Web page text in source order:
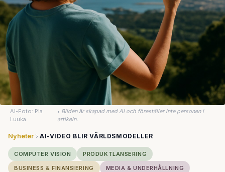
AI-Foto: Pia
Luuka
• Bilden är skapad med AI och föreställer inte personen i
artikeln.
Nyheter AI-VIDEO BLIR VÄRLDSMODELLER
COMPUTER VISION
PRODUKTLANSERING
BUSINESS & FINANSIERING
MEDIA & UNDERHÅLLNING